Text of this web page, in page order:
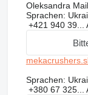
Oleksandra
Sprachen:
+421 940 39...
Sprachen:
+380 67 325...